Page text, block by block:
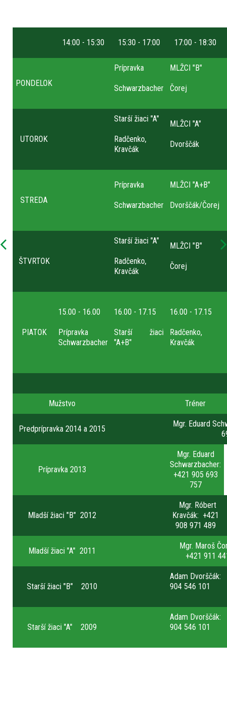
14:00 - 15:30 15:30 - 17:00 17:00 - 18:30
PONDELOK
Prípravka
Schwarzbacher
MLŽCI "B"
Čorej
UTOROK
Starší žiaci "A"
Radčenko,
Kravčák
MLŽCI "A"
Dvorščák
STREDA
Prípravka
Schwarzbacher
MLŽCI "A+B"
Dvorščák/Čorej
ŠTVRTOK
Starší žiaci "A"
Radčenko,
Kravčák
MLŽCI "B"
Čorej
PIATOK
15.00 - 16.00
Prípravka
Schwarzbacher
16.00 - 17.15
Starší žiaci
"A+B"
16.00 - 17.15
Radčenko,
Kravčák
Mužstvo Tréner
Predprípravka 2014 a 2015
Mgr. Eduard
Prípravka 2013
Mgr. Eduard
Schwarzbacher:
+421 905 693
757
Mladší žiaci "B" 2012
Mgr. Róbert
Kravčák: +421
908 971 489
Mladší žiaci "A" 2011
Mgr.
+421 911
Starší žiaci "B" 2010
Adam
904 546 101
Starší žiaci "A" 2009
Adam
904 546 101